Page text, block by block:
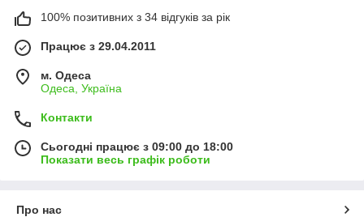
100% позитивних з 34 відгуків за рік
Працює з 29.04.2011
м. Одеса
Одеса, Україна
Контакти
Сьогодні працює з 09:00 до 18:00
Показати весь графік роботи
Про нас